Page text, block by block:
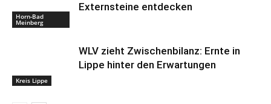
Horn-Bad
Meinberg
Externsteine entdecken
Kreis Lippe
WLV zieht Zwischenbilanz: Ernte in
Lippe hinter den Erwartungen